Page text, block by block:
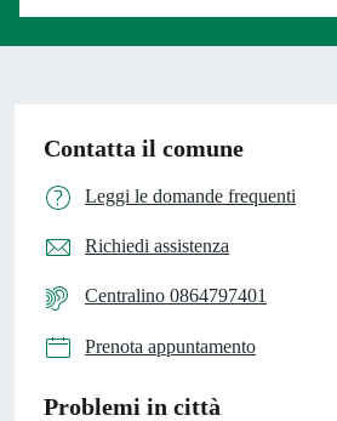
Contatta il comune
Leggi le domande frequenti
Richiedi assistenza
Centralino 0864797401
Prenota appuntamento
Problemi in città